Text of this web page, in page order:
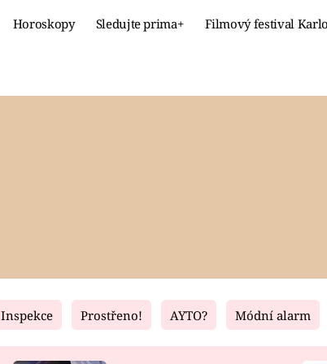
Horoskopy Sledujte prima+ Filmový festival
Fresh Living
Inspekce Prostřeno! AYTO? Módní alarm